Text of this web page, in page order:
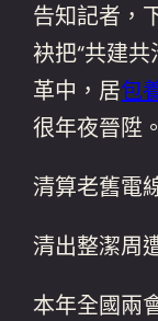
告知記者，
袂把“共建
革中，居包
很年夜晉陞。
清算老舊電
清出整潔周
本年全國兩